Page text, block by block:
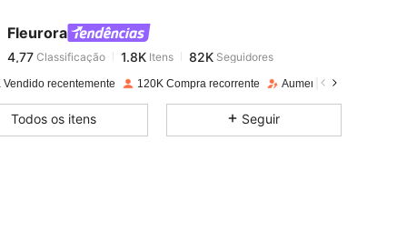
Cor: Preto, Tamanho: 3XL
Fleurora
Classificação 1.8KItens
c***spago 1 dia atrás
4,77 1.8K 82K
Vendido recentemente 120K Compra recorrente Aumento de seguidores
Todos os itens Seguir